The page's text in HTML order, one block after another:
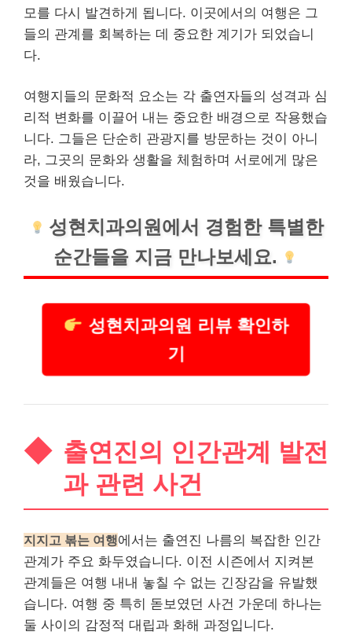
모를 다시 발견하게 됩니다. 이곳에서의 여행은 그
들의 관계를 회복하는 데 중요한 계기가 되었습니
다.
여행지들의 문화적 요소는 각 출연자들의 성격과 심
리적 변화를 이끌어 내는 중요한 배경으로 작용했습
니다. 그들은 단순히 관광지를 방문하는 것이 아니
라, 그곳의 문화와 생활을 체험하며 서로에게 많은
것을 배웠습니다.
성현치과의원에서 경험한 특별한
순간들을 지금 만나보세요.
성현치과의원 리뷰 확인하
기
출연진의 인간관계 발전
과 관련 사건
지지고 볶는 여행에서는 출연진 나름의 복잡한 인간
관계가 주요 화두였습니다. 이전 시즌에서 지켜본
관계들은 여행 내내 놓칠 수 없는 긴장감을 유발했
습니다. 여행 중 특히 돋보였던 사건 가운데 하나는
둘 사이의 감정적 대립과 화해 과정입니다.